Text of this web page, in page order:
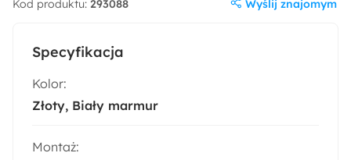
Specyfikacja
Kolor:
Złoty Biały marmur
Montaż:
Kod produktu: 293088 Wyślij znajomym